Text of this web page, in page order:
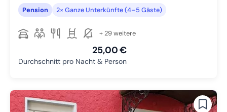
Pension 2× Ganze Unterkünfte (4–5 Gäste)
+ 29 weitere
25,00 €
Durchschnitt pro Nacht & Person